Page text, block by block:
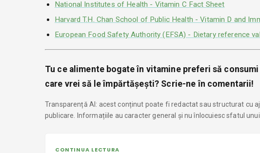
National Institutes of Health - Vitamin C Fact Sheet
Harvard T.H. Chan School of Public Health - Vitamin D and
European Food Safety Authority (EFSA) - Dietary reference
Tu ce alimente bogate în vitamine preferi să
care vrei să le împărtășești? Scrie-ne în comentarii!
Transparență AI: acest conținut poate fi redactat sau structurat cu
publicare. Informațiile au caracter general și nu înlocuiesc sfatul unui
CONTINUA LECTURA